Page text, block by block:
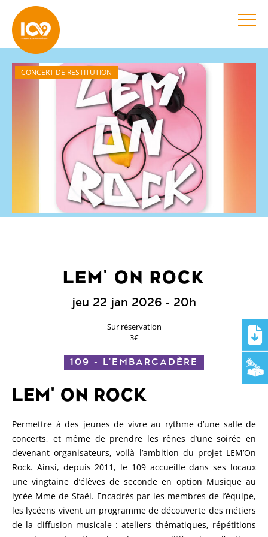
CONCERT DE RESTITUTION
LEM' ON ROCK
jeu 22 jan 2026 - 20h
Sur réservation
3€
109 - L'EMBARCADÈRE
LEM' ON ROCK
Permettre à des jeunes de vivre au rythme d’une salle de
concerts, et même de prendre les rênes d’une soirée en
devenant organisateurs, voilà l’ambition du projet LEM’On
Rock. Ainsi, depuis 2011, le 109 accueille dans ses locaux
une vingtaine d’élèves de seconde en option Musique au
lycée Mme de Staël. Encadrés par les membres de l’équipe,
les lycéens vivent un programme de découverte des métiers
de la diffusion musicale : ateliers thématiques, répétitions